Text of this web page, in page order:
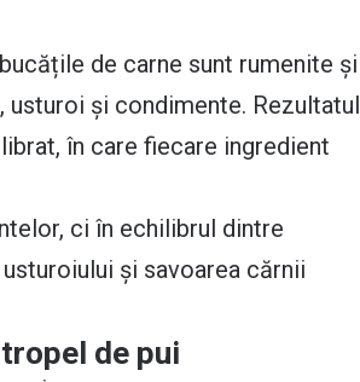
de carne sunt rumenite și
și condimente. Rezultatul
în care fiecare ingredient
ci în echilibrul dintre
și savoarea cărnii
de pui